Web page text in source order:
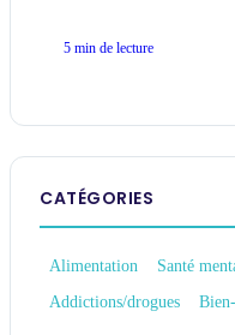
5 min de lecture
CATÉGORIES
Alimentation Santé
Addictions/drogues